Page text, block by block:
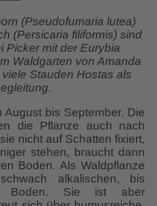
(Pseudofumaria lutea)
(Persicaria filiformis) sind
Picker mit der Eurybia
Waldgarten von Amanda
Stauden Hostas als
August bis September. Die
die Pflanze auch nach
nicht auf Schatten fixiert,
stehen, braucht dann
Boden. Als Waldpflanze
alkalischen, bis
Boden. Sie ist aber